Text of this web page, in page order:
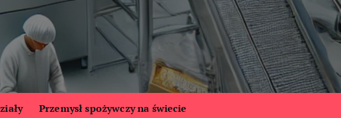
Przemysł spożywczy na świecie